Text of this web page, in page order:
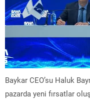
Baykar CEO’su Haluk
pazarda yeni fırsatlar